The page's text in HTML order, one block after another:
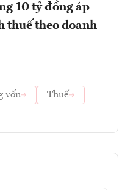
10 tỷ đồng áp
thuế theo doanh
vốn
Thuế